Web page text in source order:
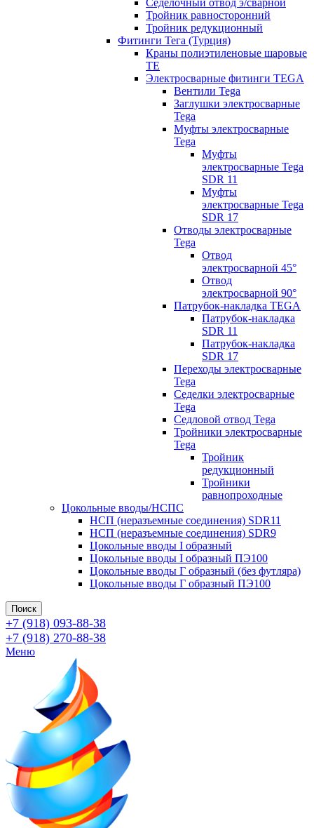
Седелочный отвод э/сварной
Тройник равносторонний
Тройник редукционный
Фитинги Тега (Турция)
Краны полиэтиленовые шаровые
TE
Электросварные фитинги TEGA
Вентили Tega
Заглушки электросварные
Tega
Муфты электросварные
Tega
Муфты
электросварные Tega
SDR 11
Муфты
электросварные Tega
SDR 17
Отводы электросварные
Tega
Отвод
электросварной 45°
Отвод
электросварной 90°
Патрубок-накладка TEGA
Патрубок-накладка
SDR 11
Патрубок-накладка
SDR 17
Переходы электросварные
Tega
Седелки электросварные
Tega
Седловой отвод Tega
Тройники электросварные
Tega
Тройник
редукционный
Тройники
равнопроходные
Цокольные вводы/НСПС
НСП (неразъемные соединения) SDR11
НСП (неразъемные соединения) SDR9
Цокольные вводы I образный
Цокольные вводы I образный ПЭ100
Цокольные вводы Г образный (без футляра)
Цокольные вводы Г образный ПЭ100
Поиск
+7 (918) 093-88-38
+7 (918) 270-88-38
Меню